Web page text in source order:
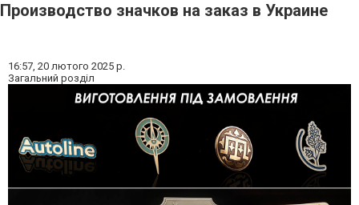
Производство значков на заказ в Украине
16:57, 20 лютого 2025 р.
Загальний розділ